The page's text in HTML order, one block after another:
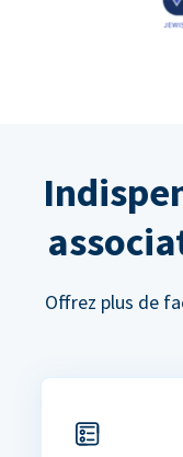
Offrez plus de